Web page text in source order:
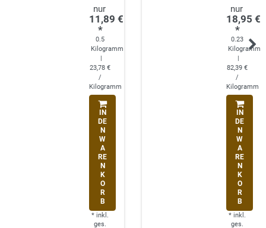
11,89 €
*
0.5
Kilogramm
|
23,78 €
/
Kilogramm
IN
DE
N
W
A
RE
N
K
O
R
B
* inkl.
ges.
18,95 €
*
0.23
Kilogramm
|
82,39 €
/
Kilogramm
IN
DE
N
W
A
RE
N
K
O
R
B
* inkl.
ges.